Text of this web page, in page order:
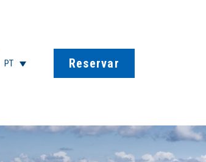
PT Reservar